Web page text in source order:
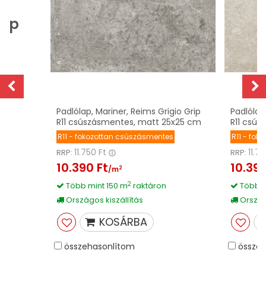
Padlólap, Mariner, Reims Grigio Grip
R11 csúszásmentes, matt 25x25 cm
R11 - fokozottan csúszásmentes
RRP: 11.750 Ft
10.390 Ft/m2
Több mint 150 m2 raktáron
Országos kiszállítás
KOSÁRBA
összehasonlítom
R11
R11 -
RRP:
Több